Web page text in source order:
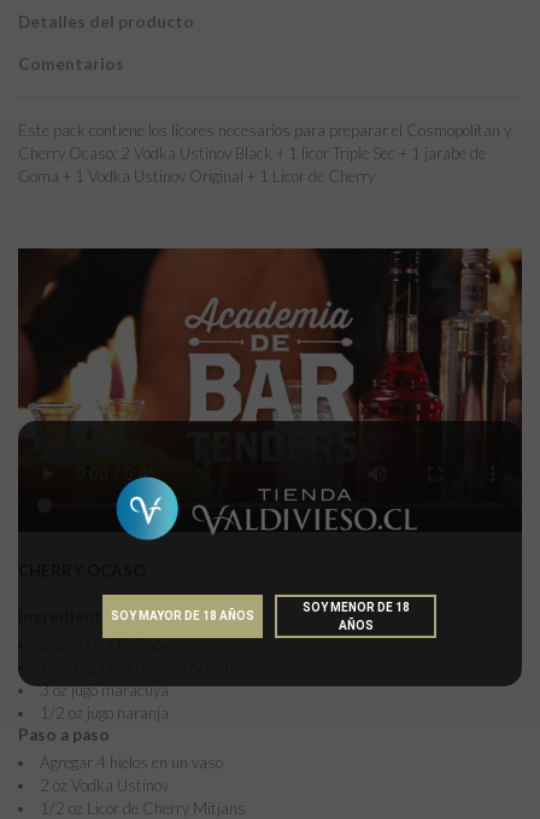
Detalles del producto
Comentarios
Este pack contiene los licores necesarios para preparar el Cosmopolitan y
Cherry Ocaso: 2 Vodka Ustinov Black + 1 licor Triple Sec + 1 jarabe de
Goma + 1 Vodka Ustinov Original + 1 Licor de Cherry
Ingredientes
2 oz Vodka Ustinov
3 oz jugo maracuyá
1/2 oz jugo naranja
Paso a paso
Agregar 4 hielos en un vaso
2 oz Vodka Ustinov
1/2 oz Licor de Cherry Mitjans
SOY MAYOR DE 18 AÑOS
SOY MENOR DE 18
AÑOS